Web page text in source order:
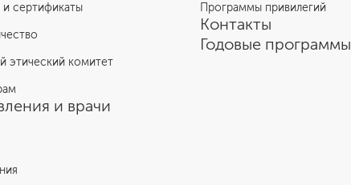
и сертификаты
этический комитет
и врачи
Программы привилегий
Контакты
Годовые программы